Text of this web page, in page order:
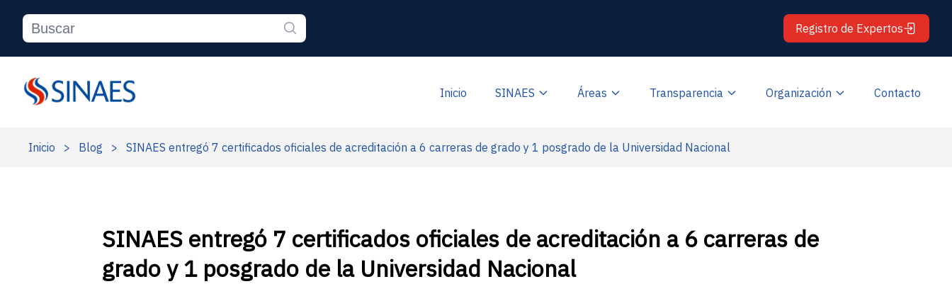
Registro de Expertos
Inicio SINAES Áreas Transparencia Organización Contacto
Inicio > Blog > SINAES entregó 7 certificados oficiales de acreditación a 6 carreras de grado y 1 posgrado de la Universidad Nacional
SINAES entregó 7 certificados oficiales de acreditación a 6 carreras de
grado y 1 posgrado de la Universidad Nacional